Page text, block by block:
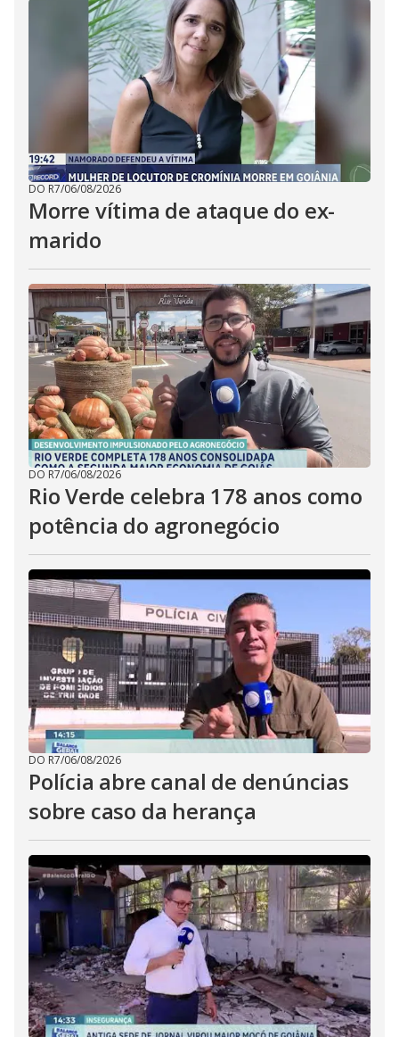
DO R7/06/08/2026
Morre vítima de ataque do ex-
marido
DO R7/06/08/2026
Rio Verde celebra 178 anos como
potência do agronegócio
DO R7/06/08/2026
Polícia abre canal de denúncias
sobre caso da herança